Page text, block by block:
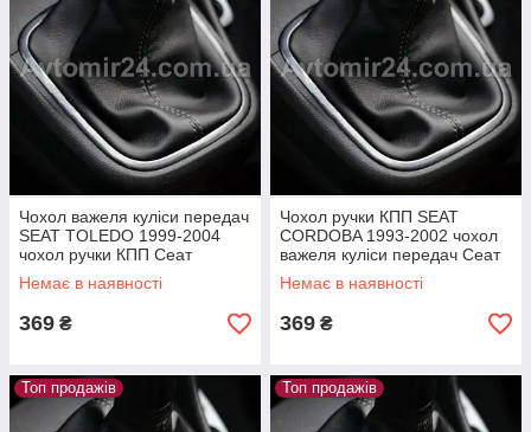
Чохол важеля куліси передач
SEAT TOLEDO 1999-2004
чохол ручки КПП Сеат
Толедо
Немає в наявності
369 ₴
Чохол ручки КПП SEAT
CORDOBA 1993-2002 чохол
важеля куліси передач Сеат
Кордоба
Немає в наявності
369 ₴
Топ продажів Топ продажів